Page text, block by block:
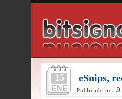
15
ENE
eSnips,
Publicado por